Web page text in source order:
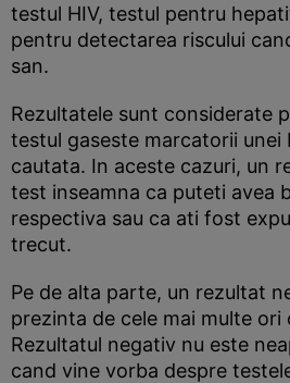
testul HIV, testul pentru
pentru detectarea riscului
san.
Rezultatele sunt considerate
testul gaseste marcatorii unei
cautata. In aceste cazuri, un
test inseamna ca puteti avea
respectiva sau ca ati fost
trecut.
Pe de alta parte, un rezultat
prezinta de cele mai multe ori
Rezultatul negativ nu este
cand vine vorba despre